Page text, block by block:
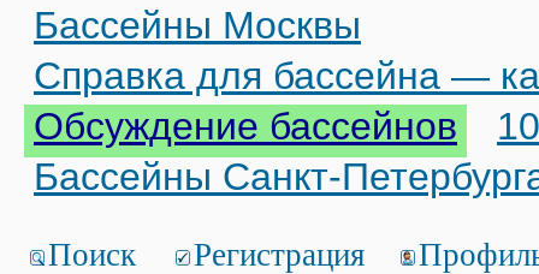
Бассейны Москвы
Справка для бассейна —
Обсуждение бассейнов
Бассейны Санкт-
Поиск Регистрация